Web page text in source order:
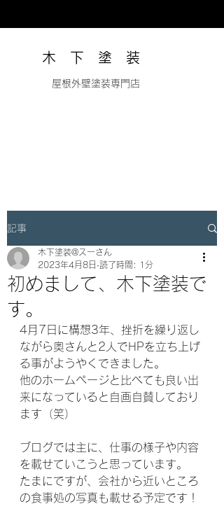
木 下 塗 装
​ 屋根外壁塗装専門店
記事
初めまして、木下塗装で
す。
木下塗装@スーさん
2023年4月8日 読了時間: 1分
4月7日に構想3年、挫折を繰り返し
ながら奥さんと2人でHPを立ち上げ
る事がようやくできました。
他のホームページと比べても良い出
来になっていると自画自賛しており
ます（笑）
ブログでは主に、仕事の様子や内容
を載せていこうと思っています。
たまにですが、会社から近いところ
の食事処の写真も載せる予定です！